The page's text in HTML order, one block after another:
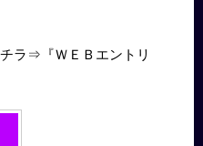
ラ⇒『ＷＥＢエントリ